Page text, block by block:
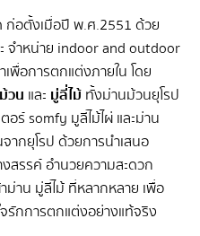
ใจของบ้านยุคใหม่ ที่ BIW
ละความฝันในการสร้างสรรค์
วัตกรรม “ม่านม้วน
ยนห้อง Glass House ของ
งานได้จริงตลอดวัน ไม่ว่าจะ
เฟอร์นิเจอร์ หรือมอบความ
ช่วยเติมเต็มทุกความ
เป็นมากกว่าแค่ความ
และคุณภาพชีวิตที่เหนือระดับ
นวัตกรรมเพื่อที่อยู่อาศัยยุค
ก่อตั้งเมื่อปี พ.ศ.2551 ด้วย
จําหน่าย indoor and outdoor
พื่อการตกแต่งภายใน โดย
วน และ มู่ลี่ไม้ทั้งม่านม้วนยุโรป
ร์ somfy มูลี่ไม้ไผ่ และม่าน
กยุโรป ด้วยการนำเสนอ
รรค์ อำนวยความสะดวก
าน มู่ลี่ไม้ ที่หลากหลาย เพื่อ
กการตกแต่งอย่างแท้จริง